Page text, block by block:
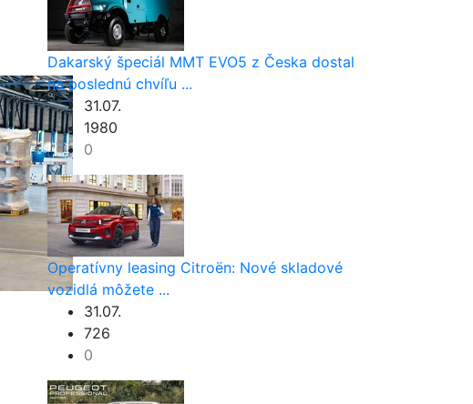
Dakarský špeciál MMT EVO5 z Česka dostal
na poslednú chvíľu ...
31.07.
1980
0
Operatívny leasing Citroën: Nové skladové
vozidlá môžete ...
31.07.
726
0